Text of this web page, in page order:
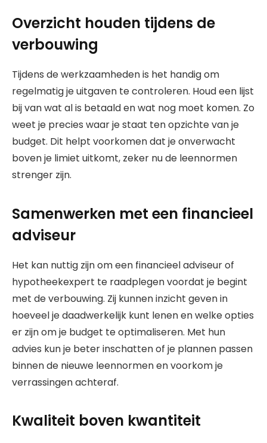
Overzicht houden tijdens de
verbouwing
Tijdens de werkzaamheden is het handig om
regelmatig je uitgaven te controleren. Houd een lijst
bij van wat al is betaald en wat nog moet komen. Zo
weet je precies waar je staat ten opzichte van je
budget. Dit helpt voorkomen dat je onverwacht
boven je limiet uitkomt, zeker nu de leennormen
strenger zijn.
Samenwerken met een financieel
adviseur
Het kan nuttig zijn om een financieel adviseur of
hypotheekexpert te raadplegen voordat je begint
met de verbouwing. Zij kunnen inzicht geven in
hoeveel je daadwerkelijk kunt lenen en welke opties
er zijn om je budget te optimaliseren. Met hun
advies kun je beter inschatten of je plannen passen
binnen de nieuwe leennormen en voorkom je
verrassingen achteraf.
Kwaliteit boven kwantiteit